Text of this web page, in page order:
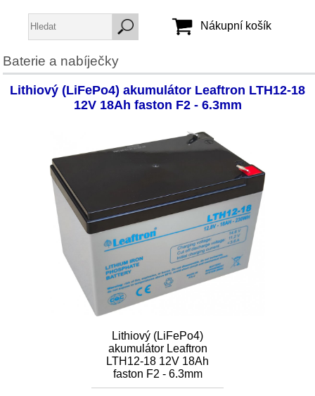
Jméno:
Heslo:
Vytvořit účet
Zapomenuté heslo
Nákupní košík
Baterie a nabíječky
Lithiový (LiFePo4) akumulátor Leaftron LTH12-18
12V 18Ah faston F2 - 6.3mm
Lithiový (LiFePo4)
akumulátor Leaftron
LTH12-18 12V 18Ah
faston F2 - 6.3mm